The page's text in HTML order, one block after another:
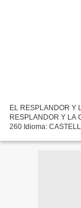
EL RESPLANDOR Y
RESPLANDOR Y LA
260 Idioma:
Descargar...